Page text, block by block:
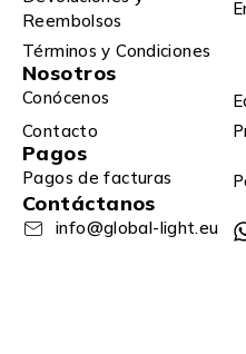
Reembolsos
Términos y Condiciones
Nosotros
Conócenos
Contacto
Pagos
Pagos de facturas
Contáctanos
info@global-light.eu